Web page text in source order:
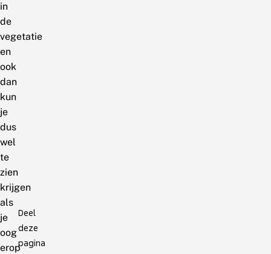
in
de
vegetatie
en
ook
dan
kun
je
dus
wel
te
zien
krijgen
als
je
oog
erop
Deel
deze
pagina